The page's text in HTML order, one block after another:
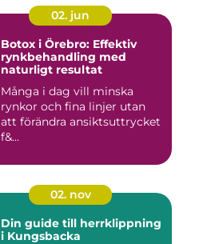
02. jun
Botox i Örebro: Effektiv
rynkbehandling med
naturligt resultat
Många i dag vill minska
rynkor och fina linjer utan
att förändra ansiktsuttrycket
f&...
02. nov
Din guide till herrklippning
i Kungsbacka